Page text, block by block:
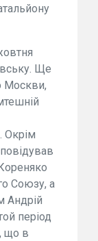
Ще
Москви,
Окрім
Союзу, а
Андрій
період
що в